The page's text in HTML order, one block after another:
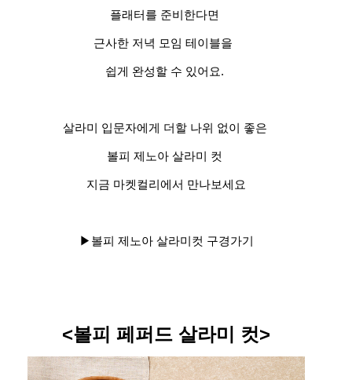
플래터를 준비한다면
근사한 저녁 모임 테이블을
쉽게 완성할 수 있어요.
살라미 입문자에게 더할 나위 없이 좋은
볼피 제노아 살라미 컷
지금 마켓컬리에서 만나보세요
▶볼피 제노아 살라미컷 구경가기
<볼피 페퍼드 살라미 컷>